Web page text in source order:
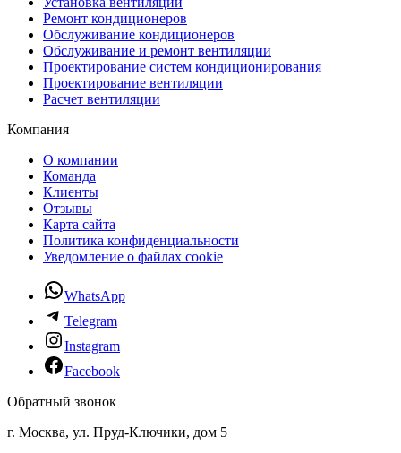
Ремонт кондиционеров
Обслуживание кондиционеров
Обслуживание и ремонт вентиляции
Проектирование систем кондиционирования
Проектирование вентиляции
Расчет вентиляции
Компания
О компании
Команда
Клиенты
Отзывы
Карта сайта
Политика конфиденциальности
Уведомление о файлах cookie
WhatsApp
Telegram
Instagram
Facebook
Обратный звонок
г. Москва, ул. Пруд-Ключики, дом 5